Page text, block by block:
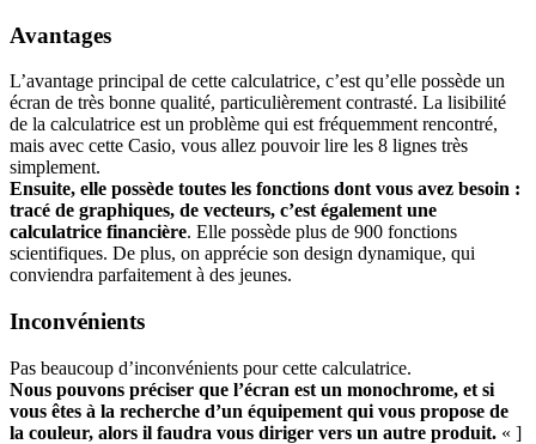
Avantages
L’avantage principal de cette calculatrice, c’est qu’elle possède un
écran de très bonne qualité, particulièrement contrasté. La lisibilité
de la calculatrice est un problème qui est fréquemment rencontré,
mais avec cette Casio, vous allez pouvoir lire les 8 lignes très
simplement.
Ensuite, elle possède toutes les fonctions dont vous avez besoin :
tracé de graphiques, de vecteurs, c’est également une
calculatrice financière. Elle possède plus de 900 fonctions
scientifiques. De plus, on apprécie son design dynamique, qui
conviendra parfaitement à des jeunes.
Inconvénients
Pas beaucoup d’inconvénients pour cette calculatrice.
Nous pouvons préciser que l’écran est un monochrome, et si
vous êtes à la recherche d’un équipement qui vous propose de
la couleur, alors il faudra vous diriger vers un autre produit. « ]